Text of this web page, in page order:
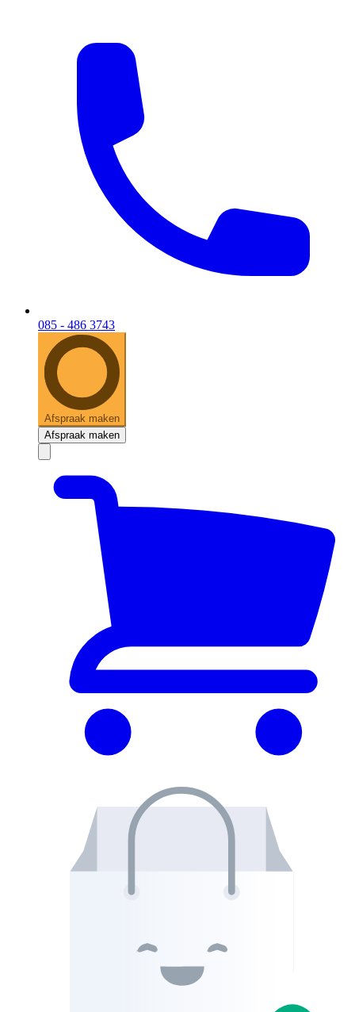
085 - 486 3743
Afspraak maken
Afspraak maken